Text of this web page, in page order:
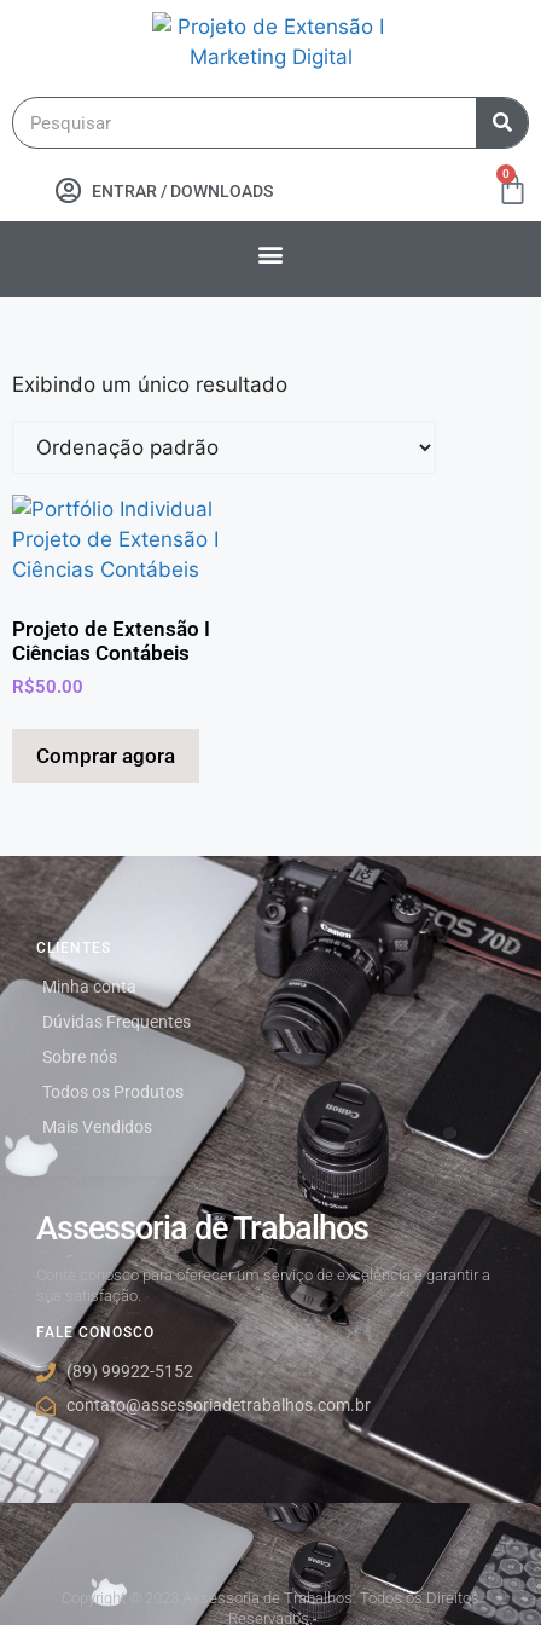
ENTRAR / DOWNLOADS
0
Exibindo um único resultado
Projeto de Extensão I
Ciências Contábeis
R$50.00
Comprar agora
Assessoria de Trabalhos
Conte conosco para oferecer um serviço de excelência e garantir a
sua satisfação.
FALE CONOSCO
(89) 99922-5152
contato@assessoriadetrabalhos.com.br
CLIENTES
Minha conta
Dúvidas Frequentes
Sobre nós
Todos os Produtos
Mais Vendidos
Copyright © 2023 Assessoria de Trabalhos. Todos os Direitos
Reservados.